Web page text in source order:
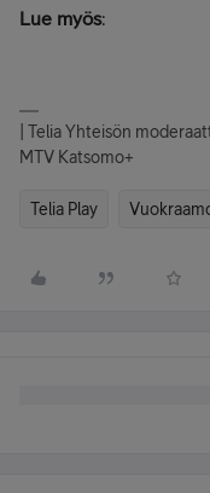
Lue myös:
| Telia Yhteisön
MTV Katsomo+
Telia Play